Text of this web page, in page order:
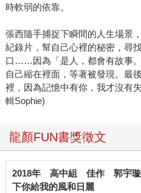
時軟弱的依靠。
張西隨手捕捉下瞬間的人生場景
紀錄片，幫自己心裡的秘密，尋
口……因為「是人，都會有故事
自己縮在裡面，等著被發現。最
裡，因為記憶中有你，我才沒有
輯Sophie)
龍顏FUN書獎徵文
2018年 高中組 佳作 郭宇
下你給我的風和日麗